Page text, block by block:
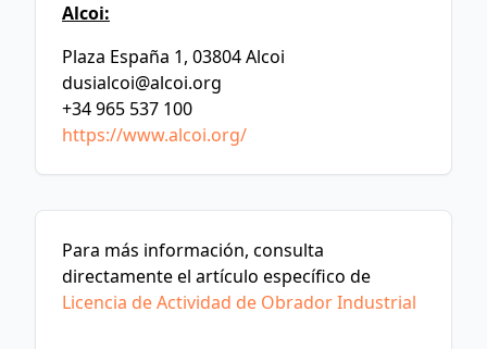
Alcoi:
Plaza España 1, 03804 Alcoi
dusialcoi@alcoi.org
+34 965 537 100
https://www.alcoi.org/
Para más información, consulta
directamente el artículo específico de
Licencia de Actividad de Obrador Industrial